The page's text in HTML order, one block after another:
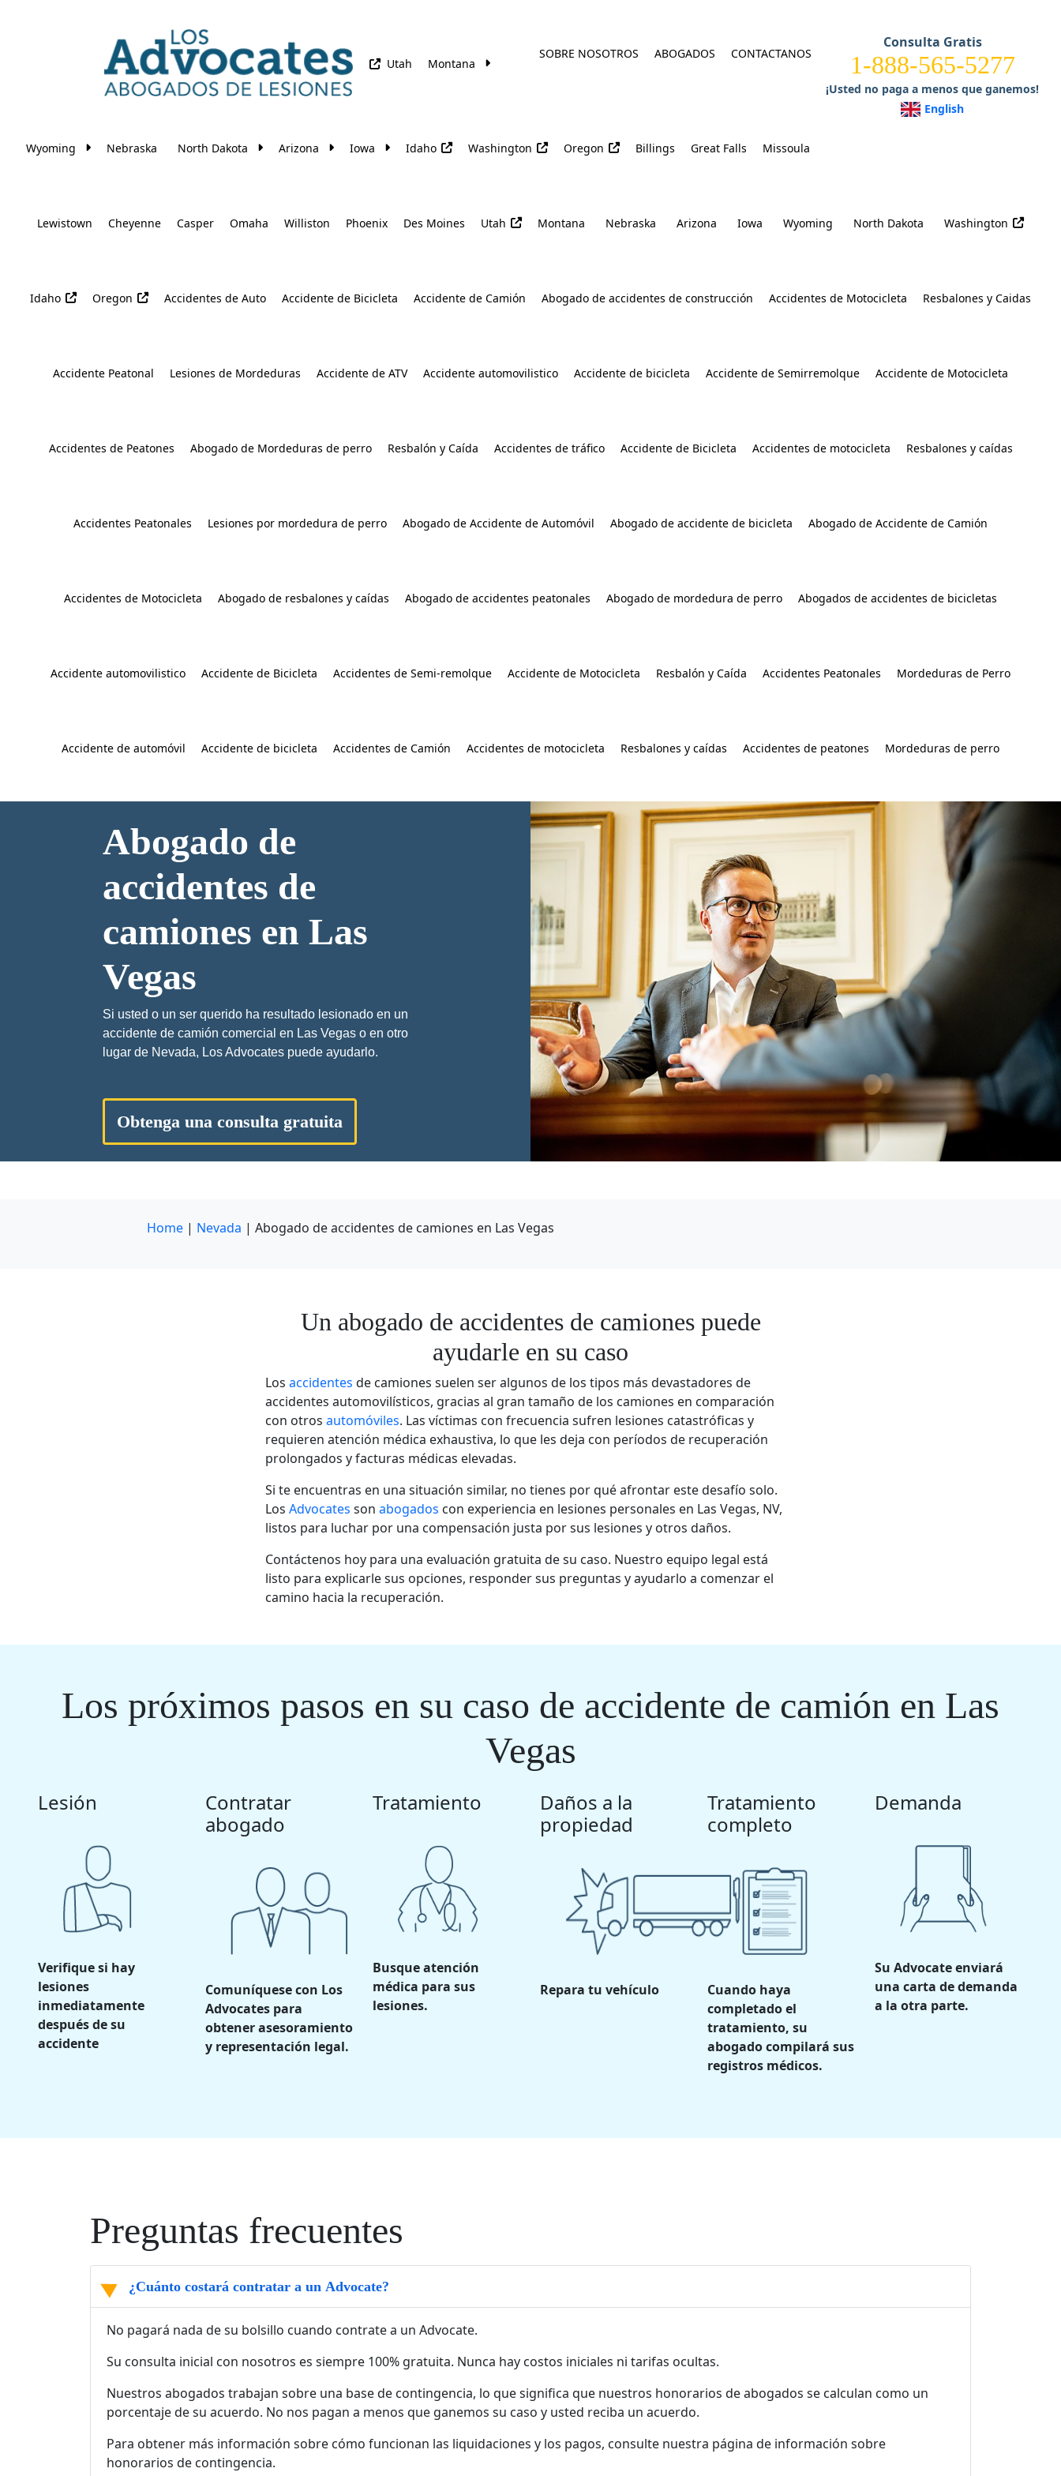
Consulta Gratis
1-888-565-5277
¡Usted no paga a menos que ganemos!
English
CONTACTANOS
ABOGADOS
SOBRE NOSOTROS
Utah Montana
Wyoming Nebraska North Dakota Arizona Iowa Idaho Washington Oregon Billings Great Falls Missoula
Lewistown Cheyenne Casper Omaha Williston Phoenix Des Moines Utah Montana Nebraska Arizona Iowa Wyoming North Dakota Washington
Idaho Oregon Accidentes de Auto Accidente de Bicicleta Accidente de Camión Abogado de accidentes de construcción Accidentes de Motocicleta Resbalones y Caidas
Accidente Peatonal Lesiones de Mordeduras Accidente de ATV Accidente automovilistico Accidente de bicicleta Accidente de Semirremolque Accidente de Motocicleta
Accidentes de Peatones Abogado de Mordeduras de perro Resbalón y Caída Accidentes de tráfico Accidente de Bicicleta Accidentes de motocicleta Resbalones y caídas
Accidentes Peatonales Lesiones por mordedura de perro Abogado de Accidente de Automóvil Abogado de accidente de bicicleta Abogado de Accidente de Camión
Accidentes de Motocicleta Abogado de resbalones y caídas Abogado de accidentes peatonales Abogado de mordedura de perro Abogados de accidentes de bicicletas
Accidente automovilistico Accidente de Bicicleta Accidentes de Semi-remolque Accidente de Motocicleta Resbalón y Caída Accidentes Peatonales Mordeduras de Perro
Accidente de automóvil Accidente de bicicleta Accidentes de Camión Accidentes de motocicleta Resbalones y caídas Accidentes de peatones Mordeduras de perro
Abogado de
accidentes de
camiones en Las
Vegas
Si usted o un ser querido ha resultado lesionado en un
accidente de camión comercial en Las Vegas o en otro
lugar de Nevada, Los Advocates puede ayudarlo.
Obtenga una consulta gratuita
Home | Nevada | Abogado de accidentes de camiones en Las Vegas
Un abogado de accidentes de camiones puede
ayudarle en su caso
Los accidentes de camiones suelen ser algunos de los tipos más devastadores de
accidentes automovilísticos, gracias al gran tamaño de los camiones en comparación
con otros automóviles. Las víctimas con frecuencia sufren lesiones catastróficas y
requieren atención médica exhaustiva, lo que les deja con períodos de recuperación
prolongados y facturas médicas elevadas.
Si te encuentras en una situación similar, no tienes por qué afrontar este desafío solo.
Los Advocates son abogados con experiencia en lesiones personales en Las Vegas, NV,
listos para luchar por una compensación justa por sus lesiones y otros daños.
Contáctenos hoy para una evaluación gratuita de su caso. Nuestro equipo legal está
listo para explicarle sus opciones, responder sus preguntas y ayudarlo a comenzar el
camino hacia la recuperación.
Los próximos pasos en su caso de accidente de camión en Las
Vegas
Lesión
Verifique si hay
lesiones
inmediatamente
después de su
accidente
Contratar
abogado
Comuníquese con Los
Advocates para
obtener asesoramiento
y representación legal.
Tratamiento
Busque atención
médica para sus
lesiones.
Daños a la
propiedad
Repara tu vehículo
Tratamiento
completo
Cuando haya
completado el
tratamiento, su
abogado compilará sus
registros médicos.
Demanda
Su Advocate enviará
una carta de demanda
a la otra parte.
Preguntas frecuentes
¿Cuánto costará contratar a un Advocate?
No pagará nada de su bolsillo cuando contrate a un Advocate.
Su consulta inicial con nosotros es siempre 100% gratuita. Nunca hay costos iniciales ni tarifas ocultas.
Nuestros abogados trabajan sobre una base de contingencia, lo que significa que nuestros honorarios de abogados se calculan como un
porcentaje de su acuerdo. No nos pagan a menos que ganemos su caso y usted reciba un acuerdo.
Para obtener más información sobre cómo funcionan las liquidaciones y los pagos, consulte nuestra página de información sobre
honorarios de contingencia.